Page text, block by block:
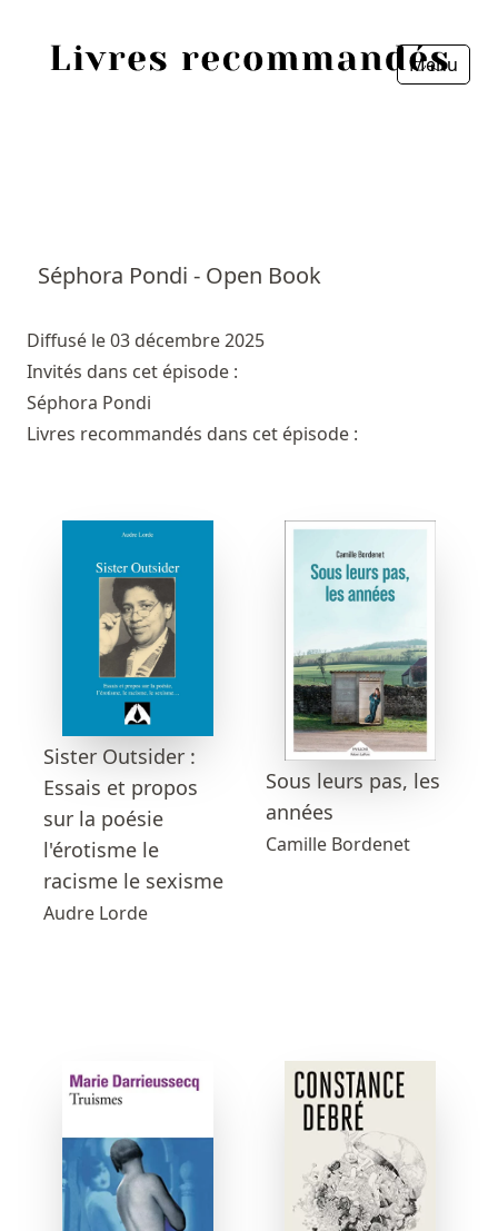
Menu
Séphora Pondi - Open Book
Diffusé le 03 décembre 2025
Invités dans cet épisode :
Séphora Pondi
Livres recommandés dans cet épisode :
Sister Outsider :
Essais et propos
sur la poésie
l'érotisme le
racisme le sexisme
Audre Lorde
Sous leurs pas, les
années
Camille Bordenet
Livres
Livres les plus recommandés
Fermer